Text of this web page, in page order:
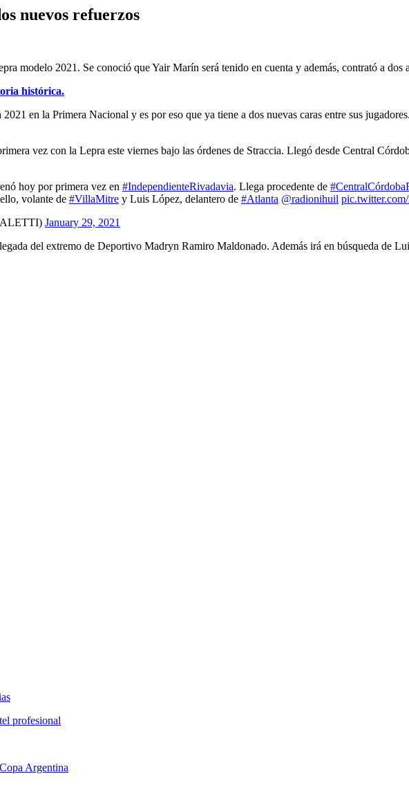
nuevos refuerzos
modelo 2021. Se conoció que Yair Marín será tenido en cuenta y además, contrató a dos
histórica.
en la Primera Nacional y es por eso que ya tiene a dos nuevas caras entre sus
vez con la Lepra este viernes bajo las órdenes de Straccia. Llegó desde Central
hoy por primera vez en #IndependienteRivadavia. Llega procedente de
volante de #VillaMitre y Luis López, delantero de #Atlanta @radionihuil
January 29, 2021
del extremo de Deportivo Madryn Ramiro Maldonado. Además irá en búsqueda de
profesional
Argentina